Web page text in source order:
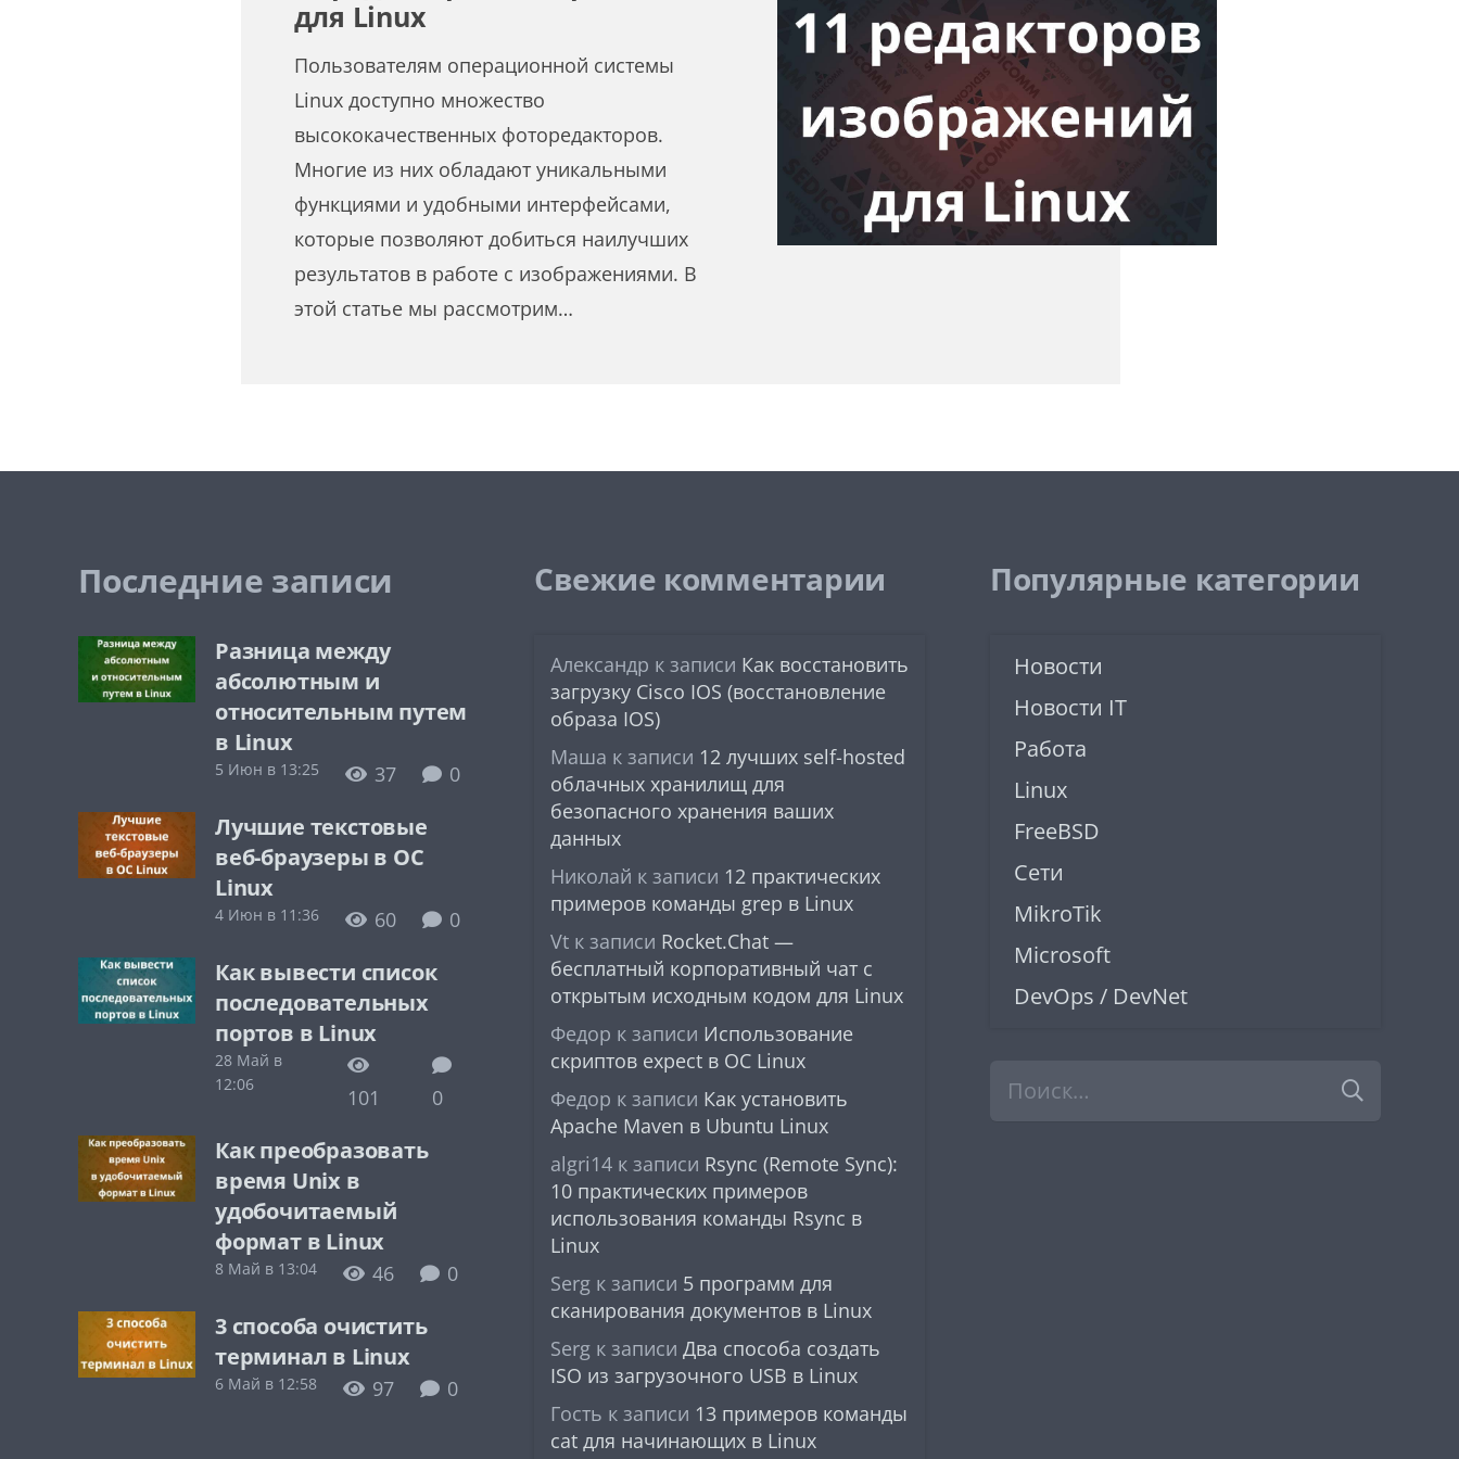
для Linux
Пользователям операционной системы
Linux доступно множество
высококачественных фоторедакторов.
Многие из них обладают уникальными
функциями и удобными интерфейсами,
которые позволяют добиться наилучших
результатов в работе с изображениями. В
этой статье мы рассмотрим…
Последние записи
Разница между
абсолютным и
относительным путем
в Linux
5 Июн в 13:25 37 0
Лучшие текстовые
веб-браузеры в ОС
Linux
4 Июн в 11:36 60 0
Как вывести список
последовательных
портов в Linux
28 Май в
12:06
101 0
Как преобразовать
время Unix в
удобочитаемый
формат в Linux
8 Май в 13:04 46 0
3 способа очистить
терминал в Linux
6 Май в 12:58 97 0
Свежие комментарии
Александр к записи Как восстановить
загрузку Cisco IOS (восстановление
образа IOS)
Маша к записи 12 лучших self-hosted
облачных хранилищ для
безопасного хранения ваших
данных
Николай к записи 12 практических
примеров команды grep в Linux
Vt к записи Rocket.Chat —
бесплатный корпоративный чат с
открытым исходным кодом для Linux
Федор к записи Использование
скриптов expect в ОС Linux
Федор к записи Как установить
Apache Maven в Ubuntu Linux
algri14 к записи Rsync (Remote Sync):
10 практических примеров
использования команды Rsync в
Linux
Serg к записи 5 программ для
сканирования документов в Linux
Serg к записи Два способа создать
ISO из загрузочного USB в Linux
Гость к записи 13 примеров команды
cat для начинающих в Linux
Популярные категории
Новости
Новости IT
Работа
Linux
FreeBSD
Сети
MikroTik
Microsoft
DevOps / DevNet